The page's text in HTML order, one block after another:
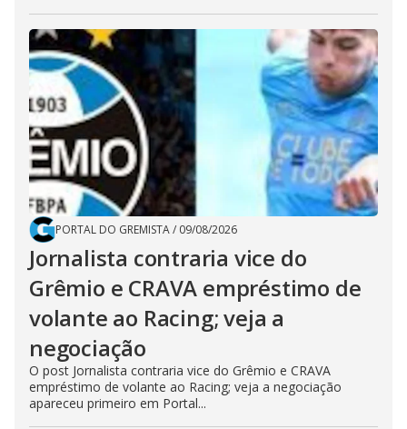
PORTAL DO GREMISTA/ 09/08/2026
Jornalista contraria vice do
Grêmio e CRAVA empréstimo de
volante ao Racing; veja a
negociação
O post Jornalista contraria vice do Grêmio e CRAVA
empréstimo de volante ao Racing; veja a negociação
apareceu primeiro em Portal...